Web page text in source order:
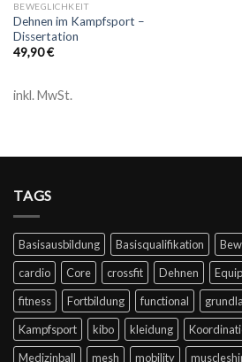
BEWEGLICHKEIT
Dehnen im Kampfsport –
Dissertation
49,90€
inkl. MwSt.
TAGS
Basisausbildung Basisqualifikation
cardio
Core crossfit Dehnen
fitness
Fortbildung functional
Kampfsport
kibo kleidung
Medizinball
mesh mobility